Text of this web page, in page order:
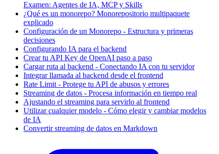
Examen: Agentes de IA, MCP y Skills
¿Qué es un monorepo? Monorepositorio multipaquete
explicado
Configuración de un Monorepo - Estructura y primeras
decisiones
Configurando IA para el backend
Crear tu API Key de OpenAI paso a paso
Cargar ruta al backend - Conectando IA con tu servidor
Integrar llamada al backend desde el frontend
Rate Limit - Protege tu API de abusos y errores
Streaming de datos - Procesa información en tiempo real
Ajustando el streaming para servirlo al frontend
Utilizar cualquier modelo - Cómo elegir y cambiar modelos
de IA
Convertir streaming de datos en Markdown